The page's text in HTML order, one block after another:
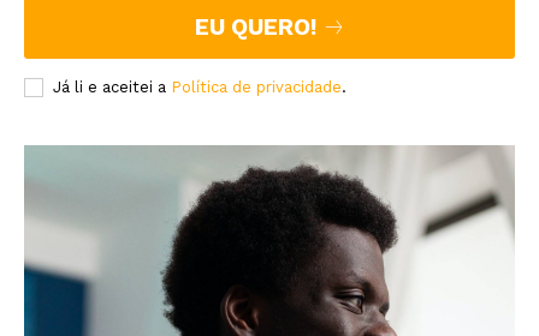
EU QUERO!
Já li e aceitei a Política de privacidade.